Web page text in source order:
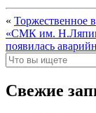
« Торжественное
«СМК им.
появилась
Свежие